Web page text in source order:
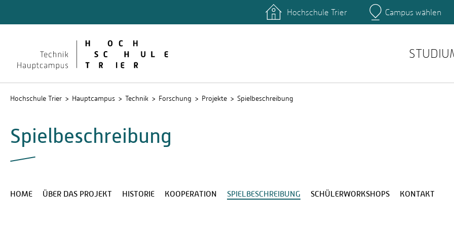
Rechenzentrum
Hochschule Trier Campus wählen
Hochschule Trier Hauptcampus Technik Forschung Projekte Spielbeschreibung
Spielbeschreibung
HOME ÜBER DAS PROJEKT HISTORIE KOOPERATION SPIELBESCHREIBUNG SCHÜLERWORKSHOPS KONTAKT